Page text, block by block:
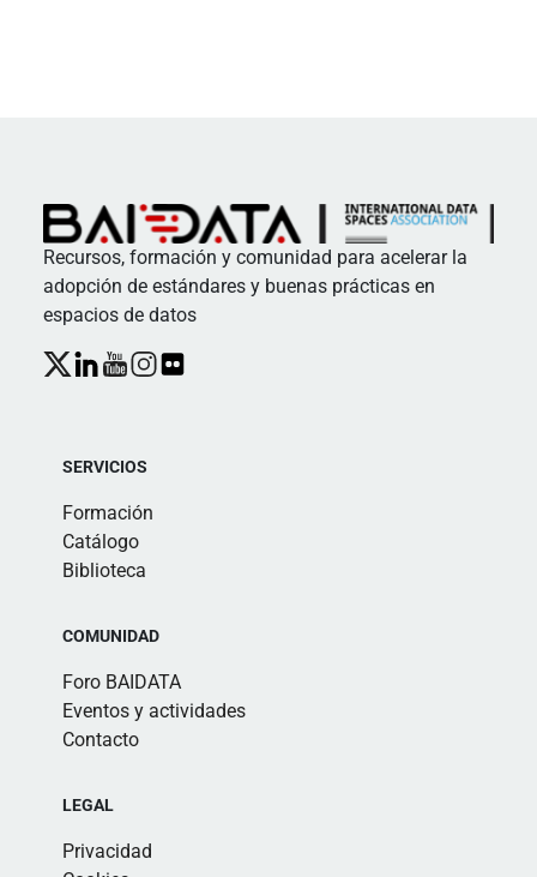
Recursos, formación y comunidad para acelerar la
adopción de estándares y buenas prácticas en
espacios de datos
SERVICIOS
Formación
Catálogo
Biblioteca
COMUNIDAD
Foro BAIDATA
Eventos y actividades
Contacto
LEGAL
Privacidad